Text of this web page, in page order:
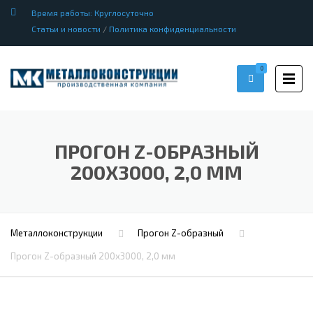
Время работы: Круглосуточно
Статьи и новости / Политика конфиденциальности
0
ПРОГОН Z-ОБРАЗНЫЙ
200Х3000, 2,0 ММ
Металлоконструкции Прогон Z-образный
Прогон Z-образный 200х3000, 2,0 мм